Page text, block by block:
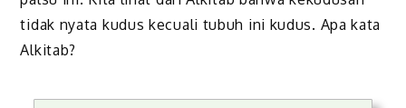
tidak nyata kudus kecuali tubuh ini kudus. Apa kata
Alkitab?